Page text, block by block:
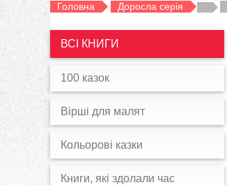
Головна Доросла серія
ВСІ КНИГИ
100 казок
Вірші для малят
Кольорові казки
Книги, які здолали час